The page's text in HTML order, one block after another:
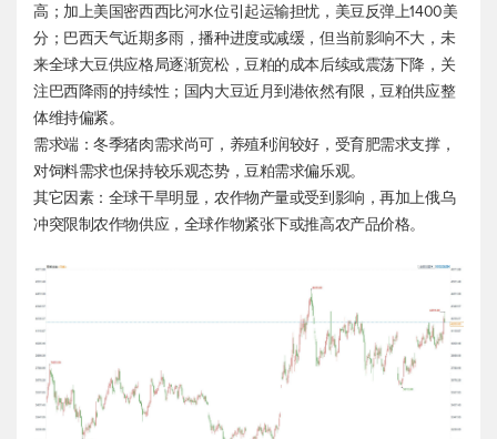
高；加上美国密西西比河水位引起运输担忧，美豆反弹上1400美
分；巴西天气近期多雨，播种进度或减缓，但当前影响不大，未
来全球大豆供应格局逐渐宽松，豆粕的成本后续或震荡下降，关
注巴西降雨的持续性；国内大豆近月到港依然有限，豆粕供应整
体维持偏紧。
需求端：冬季猪肉需求尚可，养殖利润较好，受育肥需求支撑，
对饲料需求也保持较乐观态势，豆粕需求偏乐观。
其它因素：全球干旱明显，农作物产量或受到影响，再加上俄乌
冲突限制农作物供应，全球作物紧张下或推高农产品价格。